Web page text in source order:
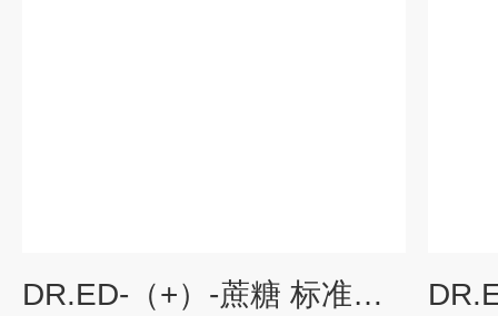
DR.ED-（+）-蔗糖 标准品（C16901100）